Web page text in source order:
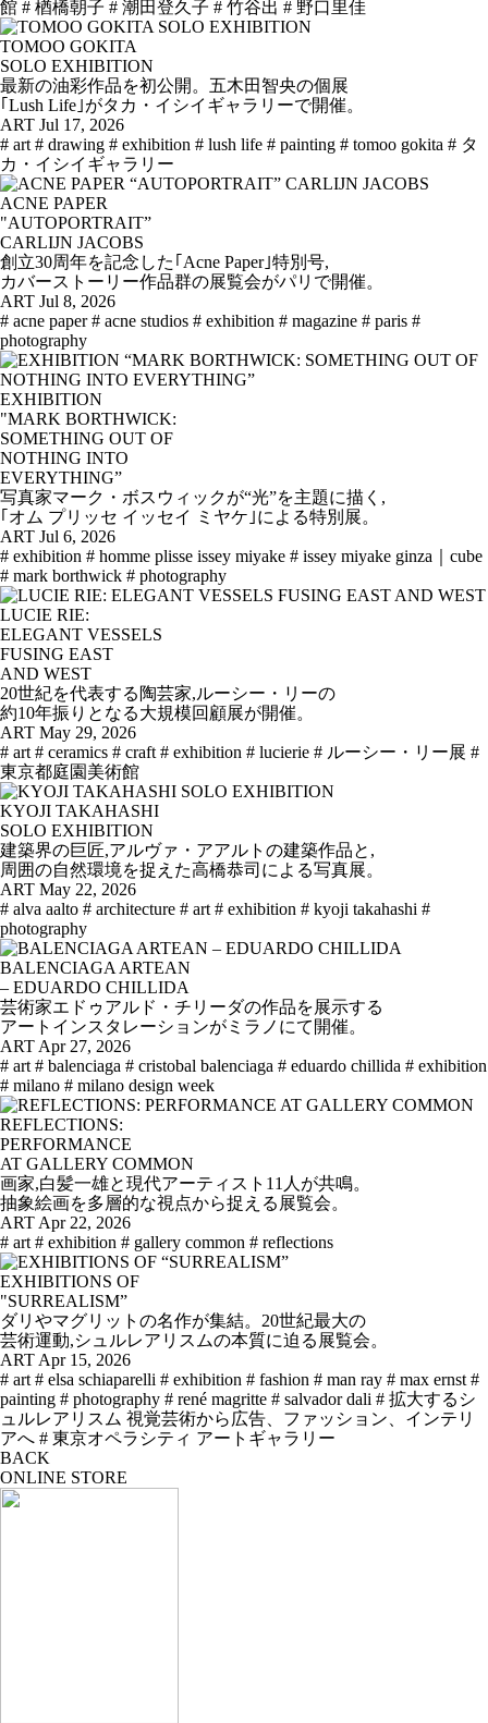
館 # 楢橋朝子 # 潮田登久子 # 竹谷出 # 野口里佳
TOMOO GOKITA
SOLO EXHIBITION
最新の油彩作品を初公開。五木田智央の個展
｢Lush Life｣がタカ・イシイギャラリーで開催。
ART Jul 17, 2026
# art # drawing # exhibition # lush life # painting # tomoo gokita # タ
カ・イシイギャラリー
ACNE PAPER
"AUTOPORTRAIT”
CARLIJN JACOBS
創立30周年を記念した｢Acne Paper｣特別号,
カバーストーリー作品群の展覧会がパリで開催。
ART Jul 8, 2026
# acne paper # acne studios # exhibition # magazine # paris #
photography
EXHIBITION
"MARK BORTHWICK:
SOMETHING OUT OF
NOTHING INTO
EVERYTHING”
写真家マーク・ボスウィックが“光”を主題に描く,
｢オム プリッセ イッセイ ミヤケ｣による特別展。
ART Jul 6, 2026
# exhibition # homme plisse issey miyake # issey miyake ginza｜cube
# mark borthwick # photography
LUCIE RIE:
ELEGANT VESSELS
FUSING EAST
AND WEST
20世紀を代表する陶芸家,ルーシー・リーの
約10年振りとなる大規模回顧展が開催。
ART May 29, 2026
# art # ceramics # craft # exhibition # lucierie # ルーシー・リー展 #
東京都庭園美術館
KYOJI TAKAHASHI
SOLO EXHIBITION
建築界の巨匠,アルヴァ・アアルトの建築作品と,
周囲の自然環境を捉えた高橋恭司による写真展。
ART May 22, 2026
# alva aalto # architecture # art # exhibition # kyoji takahashi #
photography
BALENCIAGA ARTEAN
– EDUARDO CHILLIDA
芸術家エドゥアルド・チリーダの作品を展示する
アートインスタレーションがミラノにて開催。
ART Apr 27, 2026
# art # balenciaga # cristobal balenciaga # eduardo chillida # exhibition
# milano # milano design week
REFLECTIONS:
PERFORMANCE
AT GALLERY COMMON
画家,白髪一雄と現代アーティスト11人が共鳴。
抽象絵画を多層的な視点から捉える展覧会。
ART Apr 22, 2026
# art # exhibition # gallery common # reflections
EXHIBITIONS OF
"SURREALISM”
ダリやマグリットの名作が集結。20世紀最大の
芸術運動,シュルレアリスムの本質に迫る展覧会。
ART Apr 15, 2026
# art # elsa schiaparelli # exhibition # fashion # man ray # max ernst #
painting # photography # rené magritte # salvador dali # 拡大するシ
ュルレアリスム 視覚芸術から広告、ファッション、インテリ
アへ # 東京オペラシティ アートギャラリー
BACK
ONLINE STORE